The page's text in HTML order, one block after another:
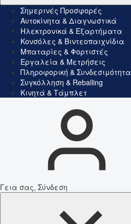
Σημερινές Προσφορές
Αυτοκίνητα & Διαγνωστικά
Ηλεκτρονικά & Εξαρτήματα
Κονσόλες & Βιντεοπαιχνίδια
Μπαταρίες & Φορτιστές
Εργαλεία & Μετρήσεις
Πληροφορική & Συνδεσιμότητα
Συγκόλληση & Reballing
Κινητά & Τάμπλετ
Γεια σας, Σύνδεση